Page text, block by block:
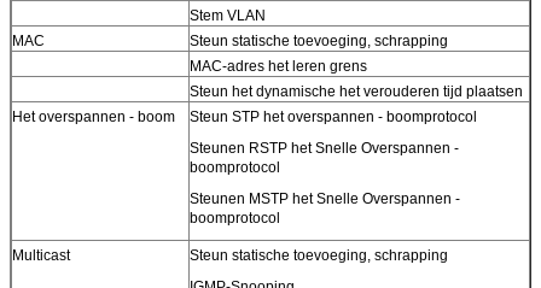
Stem VLAN
MAC
Steun statische toevoeging, schrapping
MAC-adres het leren grens
Steun het dynamische het verouderen tijd plaatsen
Het overspannen - boom
Steun STP het overspannen - boomprotocol
Steunen RSTP het Snelle Overspannen -
boomprotocol
Steunen MSTP het Snelle Overspannen -
boomprotocol
Multicast
Steun statische toevoeging, schrapping